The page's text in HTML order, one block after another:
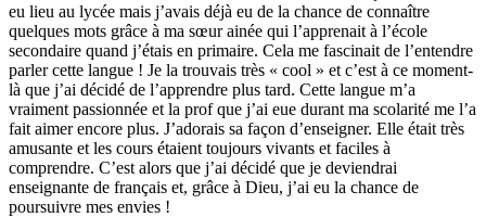
eu lieu au lycée mais j’avais déjà eu de la chance de connaître
quelques mots grâce à ma sœur ainée qui l’apprenait à l’école
secondaire quand j’étais en primaire. Cela me fascinait de l’entendre
parler cette langue ! Je la trouvais très « cool » et c’est à ce moment-
là que j’ai décidé de l’apprendre plus tard. Cette langue m’a
vraiment passionnée et la prof que j’ai eue durant ma scolarité me l’a
fait aimer encore plus. J’adorais sa façon d’enseigner. Elle était très
amusante et les cours étaient toujours vivants et faciles à
comprendre. C’est alors que j’ai décidé que je deviendrai
enseignante de français et, grâce à Dieu, j’ai eu la chance de
poursuivre mes envies !